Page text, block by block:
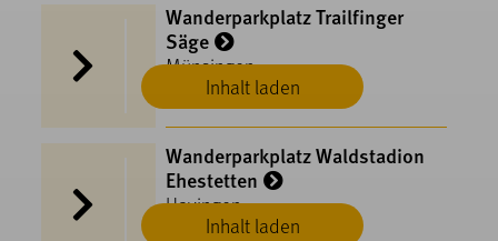
Inhalt laden
Wanderparkplatz Trailfinger
Säge
Münsingen
Inhalt laden
Wanderparkplatz Waldstadion
Ehestetten
Hayingen